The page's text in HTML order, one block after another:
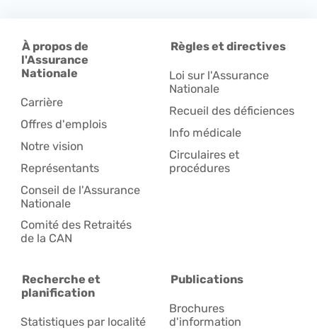
À propos de
l'Assurance
Nationale
Carrière
Offres d'emplois
Notre vision
Représentants
Conseil de l'Assurance
Nationale
Comité des Retraités
de la CAN
Règles et directives
Loi sur l'Assurance
Nationale
Recueil des déficiences
Info médicale
Circulaires et
procédures
Recherche et
planification
Statistiques par localité
Publications
Brochures
d'information